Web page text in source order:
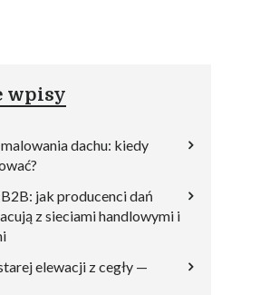
wpisy
dachu: kiedy
jak producenci dań
z sieciami handlowymi i
elewacji z cegły —